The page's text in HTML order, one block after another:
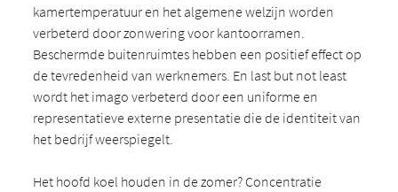
kamertemperatuur en het algemene welzijn worden
verbeterd door zonwering voor kantoorramen.
Beschermde buitenruimtes hebben een positief effect op
de tevredenheid van werknemers. En last but not least
wordt het imago verbeterd door een uniforme en
representatieve externe presentatie die de identiteit van
het bedrijf weerspiegelt.
Het hoofd koel houden in de zomer? Concentratie